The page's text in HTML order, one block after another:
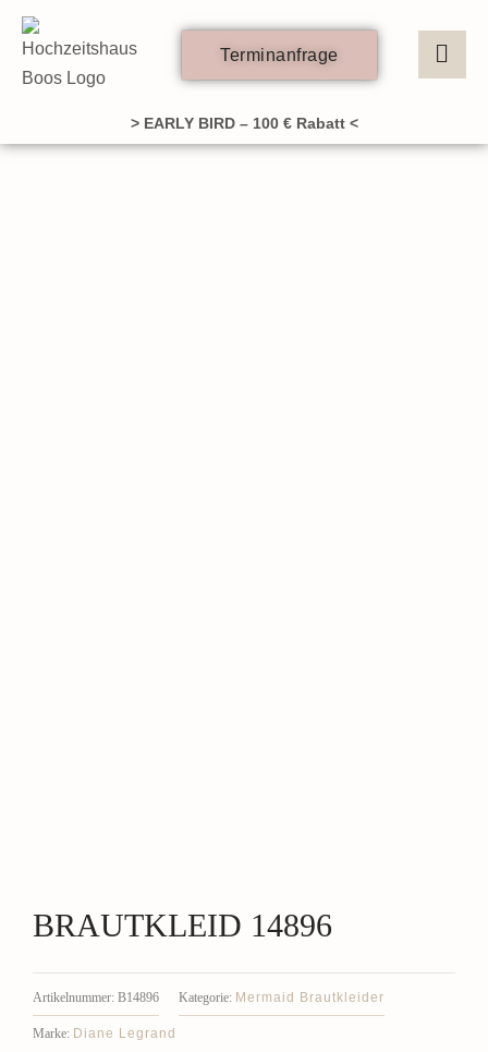
Zum
Inhalt
springen
Terminanfrage
> EARLY BIRD – 100 € Rabatt <
BRAUTKLEID 14896
Artikelnummer: B14896 Kategorie: Mermaid Brautkleider
Marke: Diane Legrand